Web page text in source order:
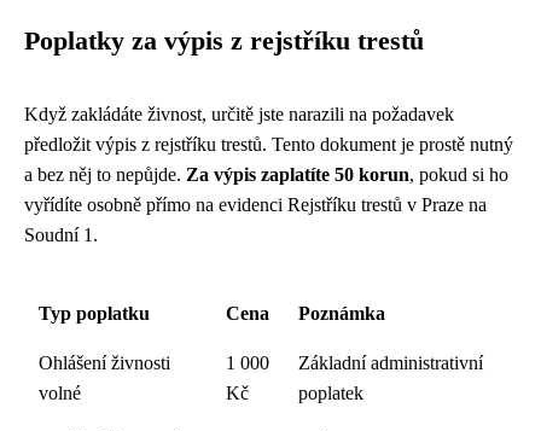
Poplatky za výpis z rejstříku trestů
Když zakládáte živnost, určitě jste narazili na požadavek
předložit výpis z rejstříku trestů. Tento dokument je prostě nutný
a bez něj to nepůjde. Za výpis zaplatíte 50 korun, pokud si ho
vyřídíte osobně přímo na evidenci Rejstříku trestů v Praze na
Soudní 1.
Typ poplatku Cena Poznámka
Ohlášení živnosti
volné
1 000
Kč
Základní administrativní
poplatek